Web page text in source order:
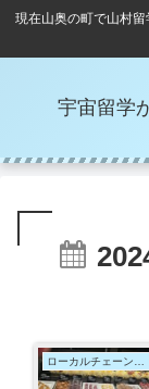
現在山奥の町で山村
宇宙留学